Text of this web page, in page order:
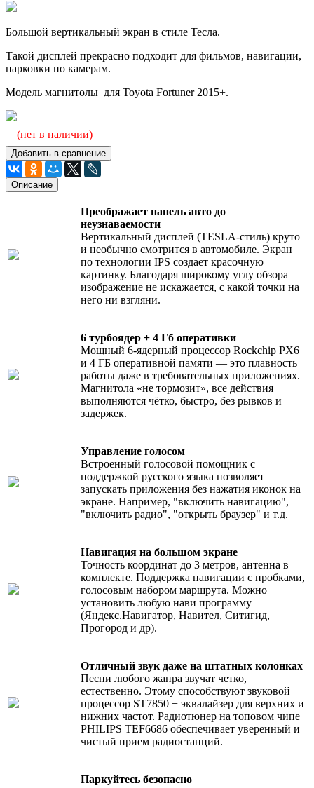
Большой вертикальный экран в стиле Тесла.
Такой дисплей прекрасно подходит для фильмов, навигации,
парковки по камерам.
Модель магнитолы для Toyota Fortuner 2015+.
(нет в наличии)
Добавить в сравнение
Описание
Преображает панель авто до
неузнаваемости
Вертикальный дисплей (TESLA-стиль) круто
и необычно смотрится в автомобиле. Экран
по технологии IPS создает красочную
картинку. Благодаря широкому углу обзора
изображение не искажается, с какой точки на
него ни взгляни.
6 турбоядер + 4 Гб оперативки
Мощный 6-ядерный процессор Rockchip PX6
и 4 ГБ оперативной памяти — это плавность
работы даже в требовательных приложениях.
Магнитола «не тормозит», все действия
выполняются чётко, быстро, без рывков и
задержек.
Управление голосом
Встроенный голосовой помощник с
поддержкой русского языка позволяет
запускать приложения без нажатия иконок на
экране. Например, "включить навигацию",
"включить радио", "открыть браузер" и т.д.
Навигация на большом экране
Точность координат до 3 метров, антенна в
комплекте. Поддержка навигации с пробками,
голосовым набором маршрута. Можно
установить любую нави программу
(Яндекс.Навигатор, Навител, Ситигид,
Прогород и др).
Отличный звук даже на штатных колонках
Песни любого жанра звучат четко,
естественно. Этому способствуют звуковой
процессор ST7850 + эквалайзер для верхних и
нижних частот. Радиотюнер на топовом чипе
PHILIPS TEF6686 обеспечивает уверенный и
чистый прием радиостанций.
Паркуйтесь безопасно